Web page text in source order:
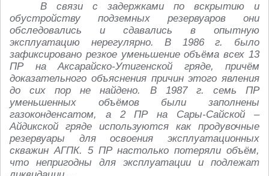
В связи с задержками по вскрытию и
обустройству подземных резервуаров они
обследовались и сдавались в опытную
эксплуатацию нерегулярно. В 1986 г. было
зафиксировано резкое уменьшение объёма всех 13
ПР на Аксарайско-Утигенской гряде, причём
доказательного объяснения причин этого явления
до сих пор не найдено. В 1987 г. семь ПР
уменьшенных объёмов были заполнены
газоконденсатом, а 2 ПР на Сары-Сайской –
Айдикской гряде используются как продувочные
резервуары для освоения эксплуатационных
скважин АГПК. 5 ПР настолько потеряли объём,
что непригодны для эксплуатации и подлежат